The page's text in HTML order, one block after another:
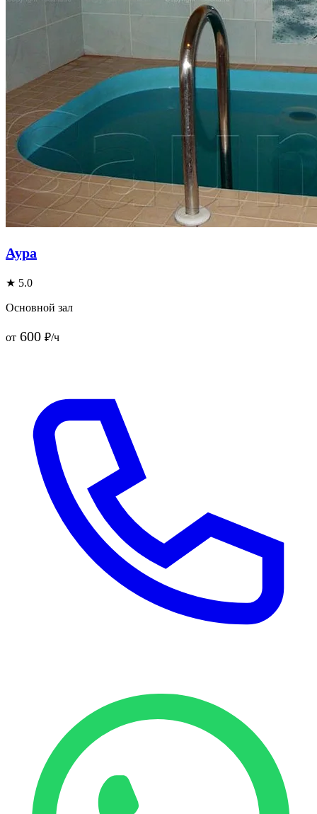
Аура
★ 5.0
Основной зал
от 600 ₽/ч